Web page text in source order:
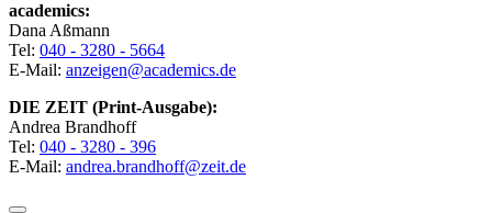
academics:
Dana Aßmann
Tel: 040 - 3280 - 5664
E-Mail: anzeigen@academics.de
DIE ZEIT (Print-Ausgabe):
Andrea Brandhoff
Tel: 040 - 3280 - 396
E-Mail: andrea.brandhoff@zeit.de